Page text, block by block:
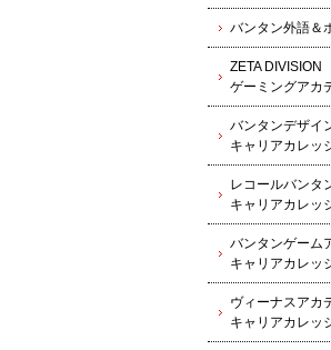
バンタン外語＆
ZETA DIVISION
ゲーミングアカ
バンタンデザイ
キャリアカレッ
レコールバンタ
キャリアカレッ
バンタンゲーム
キャリアカレッ
ヴィーナスアカ
キャリアカレッ